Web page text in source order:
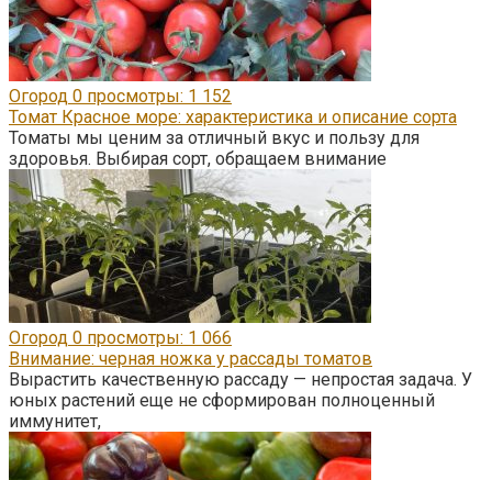
Огород 0 просмотры: 1 152
Томат Красное море: характеристика и описание сорта
Томаты мы ценим за отличный вкус и пользу для
здоровья. Выбирая сорт, обращаем внимание
Огород 0 просмотры: 1 066
Внимание: черная ножка у рассады томатов
Вырастить качественную рассаду — непростая задача. У
юных растений еще не сформирован полноценный
иммунитет,